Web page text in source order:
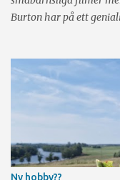
Burton har på ett
Pfeiffer. Rikrigt bra alla
gamla filmer när det
definitivt inte
första filmerna och i
(1997) tog Joel
där mörka "glimten i
fjantigt. Några år
Ny hobby??